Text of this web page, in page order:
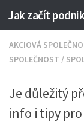
Jak začít
AKCIOVÁ
SPOLEČNOST /
Je důležitý
info i tipy pro